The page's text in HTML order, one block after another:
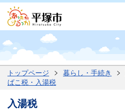
トップページ 暮らし・手続き
ばこ税・入湯税
入湯税